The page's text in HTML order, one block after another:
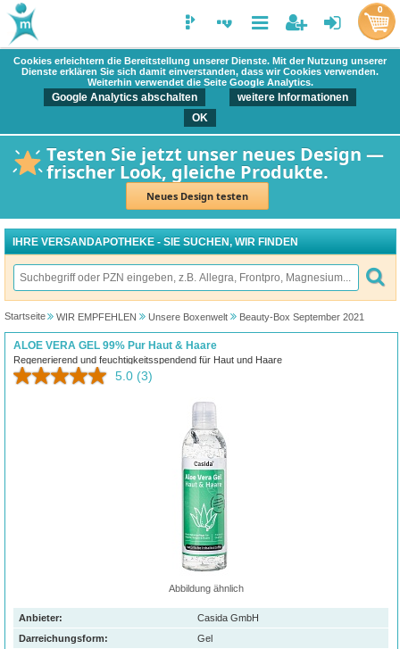
Cookies erleichtern die Bereitstellung unserer Dienste. Mit der Nutzung unserer
Dienste erklären Sie sich damit einverstanden, dass wir Cookies verwenden.
Weiterhin verwendet die Seite Google Analytics.
Google Analytics abschalten
weitere Informationen
OK
Testen Sie jetzt unser neues Design —
frischer Look, gleiche Produkte.
Neues Design testen
0
IHRE VERSANDAPOTHEKE - SIE SUCHEN, WIR FINDEN
Startseite WIR EMPFEHLEN Unsere Boxenwelt Beauty-Box September 2021
ALOE VERA GEL 99% Pur Haut & Haare
Regenerierend und feuchtigkeitsspendend für Haut und Haare
5.0 (3)
Abbildung ähnlich
Anbieter:
Casida GmbH
Darreichungsform:
Gel